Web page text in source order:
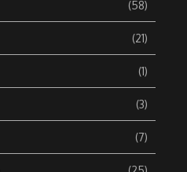
(58)
(21)
(1)
(3)
(7)